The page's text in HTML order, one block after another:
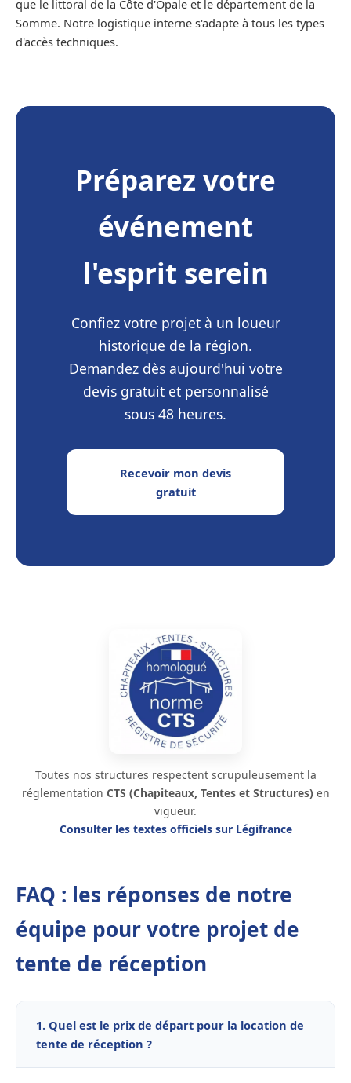
que le littoral de la Côte d'Opale et le département de la
Somme. Notre logistique interne s'adapte à tous les types
d'accès techniques.
Préparez votre
événement
l'esprit serein
Confiez votre projet à un loueur
historique de la région.
Demandez dès aujourd'hui votre
devis gratuit et personnalisé
sous 48 heures.
Recevoir mon devis
gratuit
Toutes nos structures respectent scrupuleusement la
réglementation CTS (Chapiteaux, Tentes et Structures) en
vigueur.
Consulter les textes officiels sur Légifrance
FAQ : les réponses de notre
équipe pour votre projet de
tente de réception
1. Quel est le prix de départ pour la location de
tente de réception ?